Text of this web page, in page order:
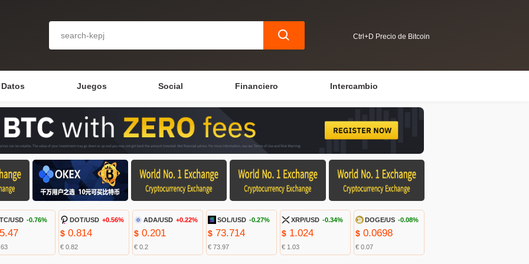
Ctrl+D Precio de Bitcoin
Datos Juegos Social Financiero Intercambio
USD -0.76% DOT/USD +0.56%
$0.814
€ 0.82
ADA/USD +0.22%
$0.201
€ 0.2
SOL/USD -0.27%
$ 73.714
€ 73.97
XRP/USD -0.34%
$ 1.024
€ 1.03
DOGE/US -0.08%
$ 0.0698
€ 0.07